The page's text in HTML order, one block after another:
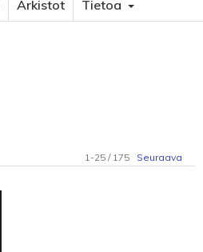
Arkistot Tietoa
1-25 / 175 Seuraava